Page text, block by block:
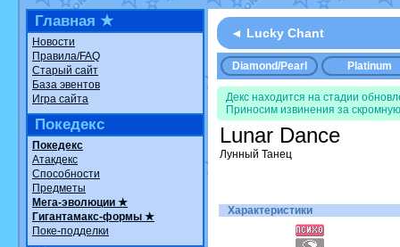
Главная ★
Новости
Правила/FAQ
Старый сайт
База эвентов
Игра сайта
Покедекс
Покедекс
Атакдекс
Способности
Предметы
Мега-эволюции ★
Гигантамакс-формы ★
Поке-подделки
◄ Lucky Chant
Diamond/Pearl Platinum
Декс находится на стадии
Приносим извинения за
Lunar Dance
Лунный Танец
Характеристики